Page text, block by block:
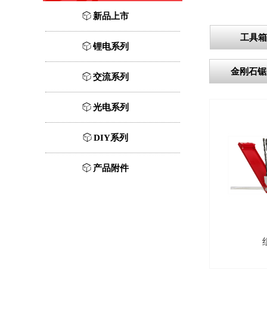
ꁦ 新品上市
ꁦ 锂电系列
ꁦ 交流系列
ꁦ 光电系列
ꁦ DIY系列
ꁦ 产品附件
金刚石
工具箱